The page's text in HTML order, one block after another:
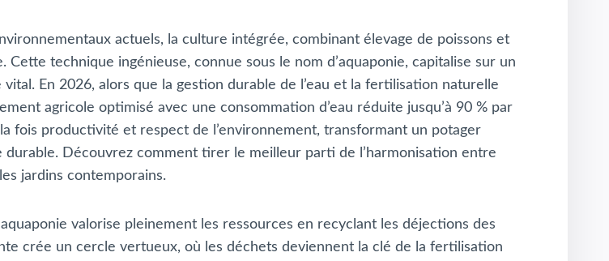
actuels, la culture intégrée, combinant élevage de poissons et
technique ingénieuse, connue sous le nom d’aquaponie, capitalise sur un
En 2026, alors que la gestion durable de l’eau et la fertilisation naturelle
agricole optimisé avec une consommation d’eau réduite jusqu’à 90 % par
fois productivité et respect de l’environnement, transformant un potager
Découvrez comment tirer le meilleur parti de l’harmonisation entre
jardins contemporains.
valorise pleinement les ressources en recyclant les déjections des
crée un cercle vertueux, où les déchets deviennent la clé de la fertilisation